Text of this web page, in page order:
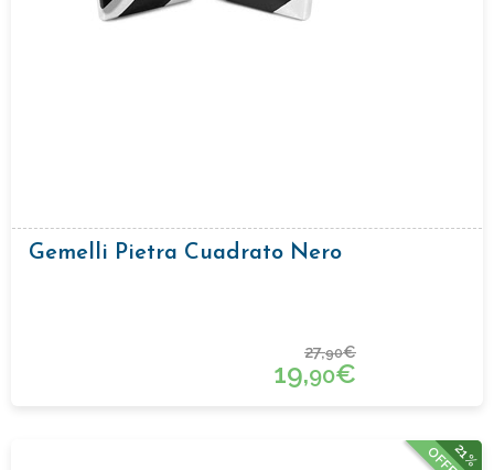
Gemelli Pietra Cuadrato Nero
27,90€
19,90€
21%